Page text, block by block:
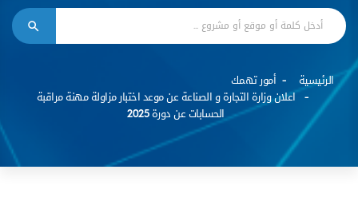
الرئيسية
أمور تهمك
اعلان وزارة التجارة و الصناعة عن موعد اختبار مزاولة مهنة مراقبة
الحسابات عن دورة 2025